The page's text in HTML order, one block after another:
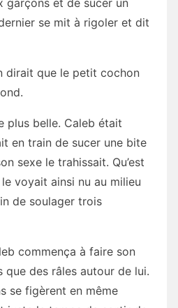
garçons et de sucer un
se mit à rigoler et dit
dirait que le petit cochon
plus belle. Caleb était
en train de sucer une bite
sexe le trahissait. Qu’est
voyait ainsi nu au milieu
de soulager trois
commença à faire son
que des râles autour de lui.
se figèrent en même